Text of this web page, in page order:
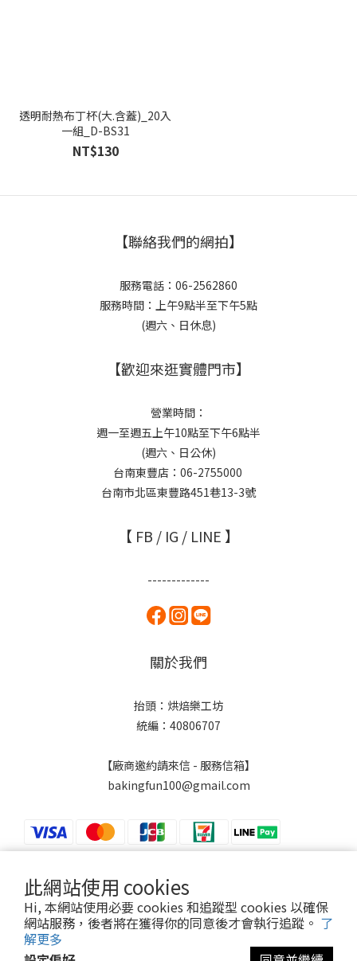
此網站使用 cookies
Hi, 本網站使用必要 cookies 和追蹤型 cookies 以確保
網站服務，後者將在獲得你的同意後才會執行追蹤。 了
解更多
透明耐熱布丁杯(大.含蓋)_20入
一組_D-BS31
NT$130
【聯絡我們的網拍】
服務電話：06-2562860
服務時間：上午9點半至下午5點
(週六、日休息)
【歡迎來逛實體門市】
營業時間：
週一至週五上午10點至下午6點半
(週六、日公休)
台南東豐店：06-2755000
台南市北區東豐路451巷13-3號
【 FB / IG / LINE 】
-------------
關於我們
抬頭：烘焙樂工坊
統編：40806707
【廠商邀約請來信 - 服務信箱】
bakingfun100@gmail.com
$TWD 繁體中文